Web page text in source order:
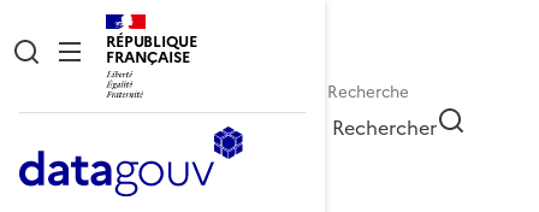
RÉPUBLIQUE
FRANÇAISE
Rechercher